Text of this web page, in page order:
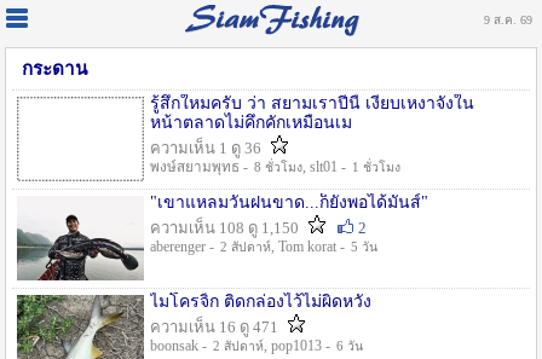
9 ส.ค. 69
กระดาน
รู้สึกใหมครับ ว่า สยามเราปีนี้ เงียบเหงาจังใน
หน้าตลาดไม่คึกคักเหมือนเม
ความเห็น 1 ดู 36
พงษ์สยามพุทธ - 8 ชั่วโมง, slt01 - 1 ชั่วโมง
"เขาแหลมวันฝนขาด...ก็ยังพอได้มันส์"
ความเห็น 108 ดู 1,150
2
aberenger - 2 สัปดาห์, Tom korat - 5 วัน
ไมโครจิ้ก ติดกล่องไว้ไม่ผิดหวัง
ความเห็น 16 ดู 471
boonsak - 2 สัปดาห์, pop1013 - 6 วัน